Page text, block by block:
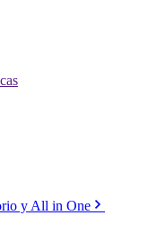
y All in One